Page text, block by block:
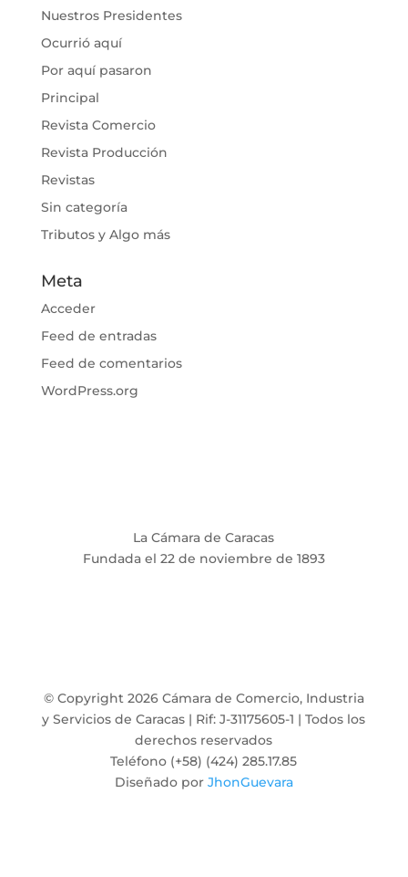
Nuestros Presidentes
Ocurrió aquí
Por aquí pasaron
Principal
Revista Comercio
Revista Producción
Revistas
Sin categoría
Tributos y Algo más
Meta
Acceder
Feed de entradas
Feed de comentarios
WordPress.org
La Cámara de Caracas
Fundada el 22 de noviembre de 1893
© Copyright 2026 Cámara de Comercio, Industria
y Servicios de Caracas | Rif: J-31175605-1 | Todos los
derechos reservados
Teléfono (+58) (424) 285.17.85
Diseñado por JhonGuevara